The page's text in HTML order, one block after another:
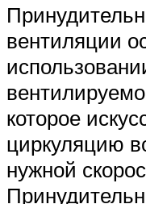
вентиляции
которое
циркуляцию
нужной